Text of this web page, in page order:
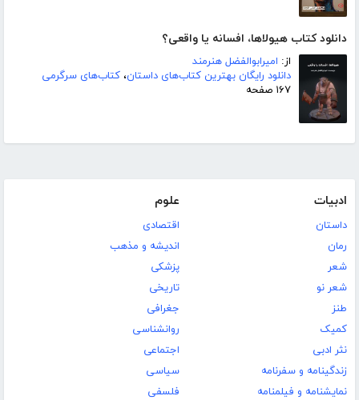
دانلود کتاب هیولاها، افسانه یا واقعی؟
از: امیرابوالفضل هنرمند
دانلود رایگان بهترین کتاب‌های داستان، کتاب‌های سرگرمی
۱۶۷ صفحه
ادبیات
داستان
رمان
شعر
شعر نو
طنز
کمیک
نثر ادبی
زندگینامه و سفرنامه
نمایشنامه و فیلمنامه
علوم
اقتصادی
اندیشه و مذهب
پزشکی
تاریخی
جغرافی
روانشناسی
اجتماعی
سیاسی
فلسفی